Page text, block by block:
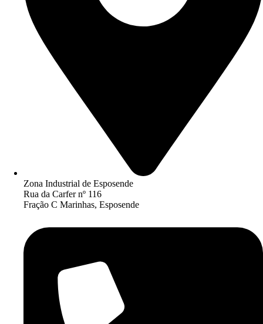
Zona Industrial de Esposende
Rua da Carfer nº 116
Fração C Marinhas, Esposende